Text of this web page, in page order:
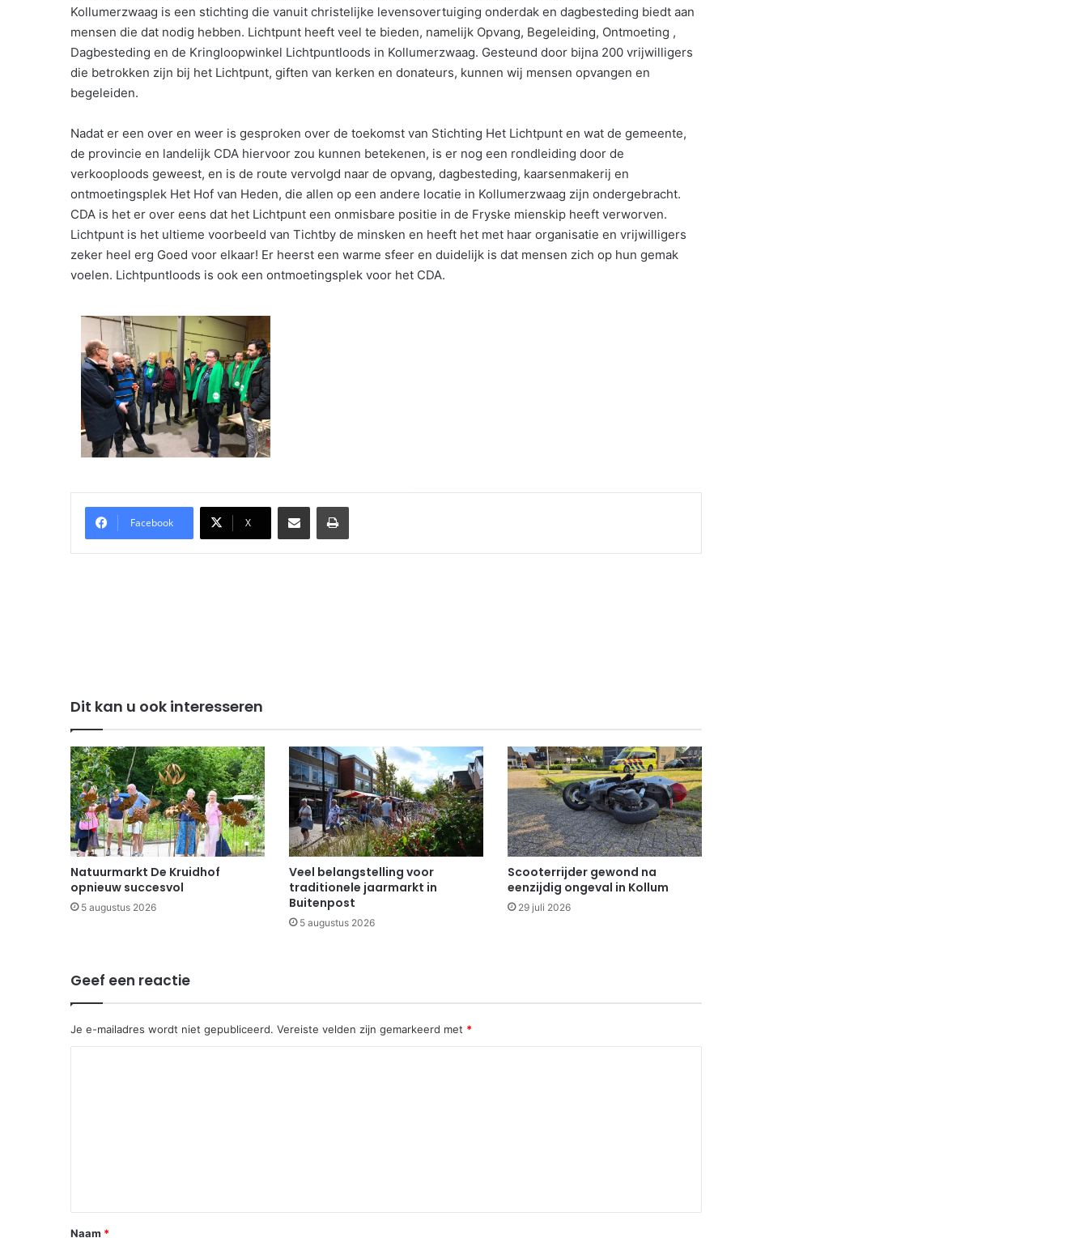
Kollumerzwaag is een stichting die vanuit christelijke levensovertuiging onderdak en dagbesteding biedt aan
mensen die dat nodig hebben. Lichtpunt heeft veel te bieden, namelijk Opvang, Begeleiding, Ontmoeting ,
Dagbesteding en de Kringloopwinkel Lichtpuntloods in Kollumerzwaag. Gesteund door bijna 200 vrijwilligers
die betrokken zijn bij het Lichtpunt, giften van kerken en donateurs, kunnen wij mensen opvangen en
begeleiden.
Nadat er een over en weer is gesproken over de toekomst van Stichting Het Lichtpunt en wat de gemeente,
de provincie en landelijk CDA hiervoor zou kunnen betekenen, is er nog een rondleiding door de
verkooploods geweest, en is de route vervolgd naar de opvang, dagbesteding, kaarsenmakerij en
ontmoetingsplek Het Hof van Heden, die allen op een andere locatie in Kollumerzwaag zijn ondergebracht.
CDA is het er over eens dat het Lichtpunt een onmisbare positie in de Fryske mienskip heeft verworven.
Lichtpunt is het ultieme voorbeeld van Tichtby de minsken en heeft het met haar organisatie en vrijwilligers
zeker heel erg Goed voor elkaar! Er heerst een warme sfeer en duidelijk is dat mensen zich op hun gemak
voelen. Lichtpuntloods is ook een ontmoetingsplek voor het CDA.
Facebook X
Delen via Email Print
Dit kan u ook interesseren
Natuurmarkt De Kruidhof
opnieuw succesvol
5 augustus 2026
Veel belangstelling voor
traditionele jaarmarkt in
Buitenpost
5 augustus 2026
Scooterrijder gewond na
eenzijdig ongeval in Kollum
29 juli 2026
Geef een reactie
Je e-mailadres wordt niet gepubliceerd. Vereiste velden zijn gemarkeerd met *
*
Naam *